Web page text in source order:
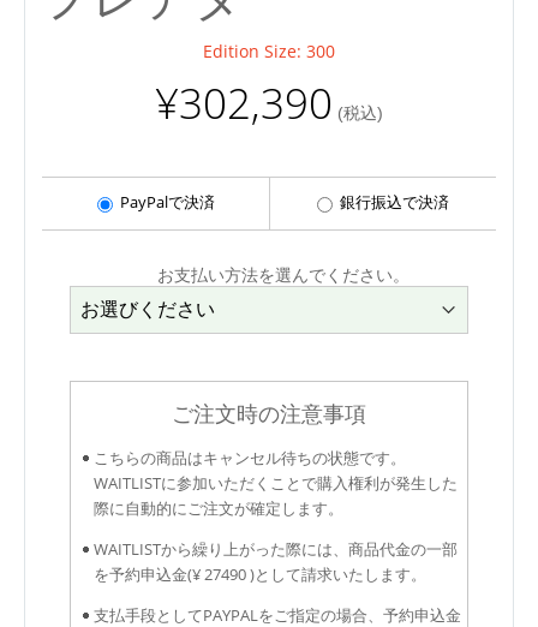
Edition Size: 300
¥302,390 (税込)
PayPalで決済 銀行振込で決済
お支払い方法を選んでください。
ご注文時の注意事項
こちらの商品はキャンセル待ちの状態です。
WAITLISTに参加いただくことで購入権利が発生した
際に自動的にご注文が確定します。
WAITLISTから繰り上がった際には、商品代金の一部
を予約申込金(¥ 27490 )として請求いたします。
支払手段としてPAYPALをご指定の場合、予約申込金